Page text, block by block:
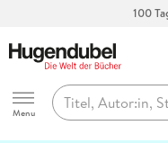
Hugendubel
Menu